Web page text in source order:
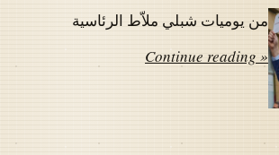
من يوميات شبلي ملاّط الرئاسية
Continue reading »